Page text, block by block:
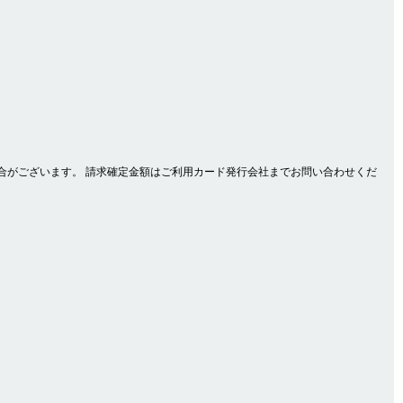
ございます。 請求確定金額はご利用カード発行会社までお問い合わせくだ